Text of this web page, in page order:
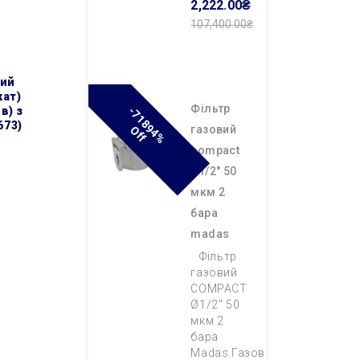
з
2,222.00₴
107,400.00₴
-
7
1
8
9
4
%
O
F
F
фільтр
газовий
compact
ø1/2″ 50
мкм 2
бара
madas
Фільтр
газовий
COMPACT
Ø1/2″ 50
мкм 2
бара
Madas.Газовий